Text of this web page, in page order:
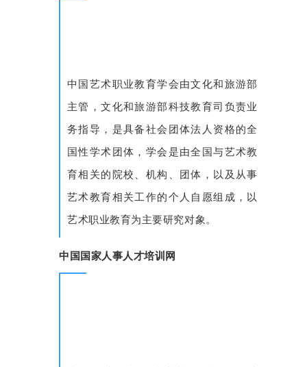
中国艺术职业教育学会由文化和旅游部
主管，文化和旅游部科技教育司负责业
务指导，是具备社会团体法人资格的全
国性学术团体，学会是由全国与艺术教
育相关的院校、机构、团体，以及从事
艺术教育相关工作的个人自愿组成，以
艺术职业教育为主要研究对象。
中国国家人事人才培训网